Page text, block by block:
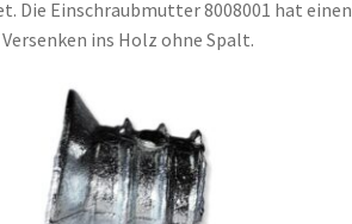
Die Einschraubmutter 8008001 hat einen
ins Holz ohne Spalt.